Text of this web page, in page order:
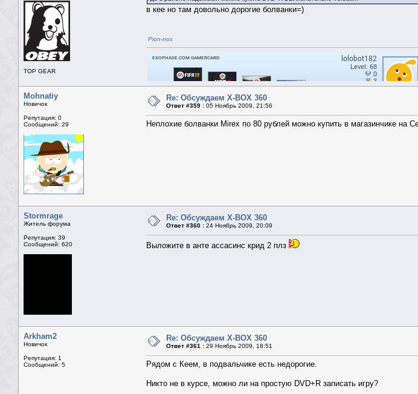
TOP GEAR
в кее но там довольно дорогие болванки=)
Pion-nos
Mohnatiy
Новичок
Репутация: 0
Сообщений: 29
Re: Обсуждаем X-BOX 360
Ответ #359 : 05 Ноябрь 2009, 21:56
Неплохие болванки Mirex по 80 рублей можно купить в магазинчике на
Stormrage
Житель форума
Репутация: 39
Сообщений: 620
Re: Обсуждаем X-BOX 360
Ответ #360 : 24 Ноябрь 2009, 20:09
Выложите в анте ассасинс крид 2 плз
Arkham2
Новичок
Репутация: 1
Сообщений: 5
Re: Обсуждаем X-BOX 360
Ответ #361 : 29 Ноябрь 2009, 18:51
Рядом с Кеем, в подвальчике есть недорогие.
Никто не в курсе, можно ли на простую DVD+R записать игру?